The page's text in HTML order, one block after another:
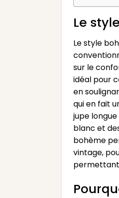
Le
Le style
sur le
idéal pour
en
qui en fait
jupe
blanc et
bohème
vintage,
permettant